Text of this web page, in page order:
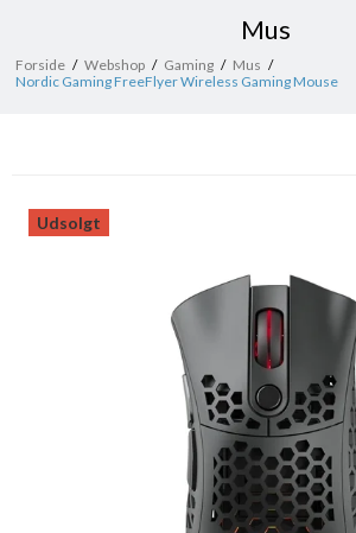
Mus
Forside / Webshop / Gaming / Mus /
Nordic Gaming FreeFlyer Wireless Gaming Mouse
Udsolgt